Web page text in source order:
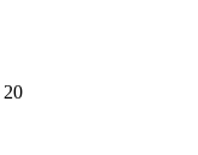
20